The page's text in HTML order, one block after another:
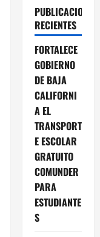
PUBLICACIONES
RECIENTES
FORTALECE
GOBIERNO
DE BAJA
CALIFORNI
A EL
TRANSPORT
E ESCOLAR
GRATUITO
COMUNDER
PARA
ESTUDIANTE
S